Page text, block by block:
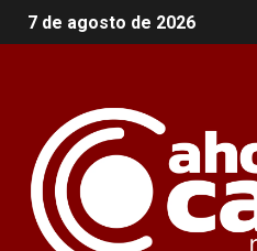
7 de agosto de 2026